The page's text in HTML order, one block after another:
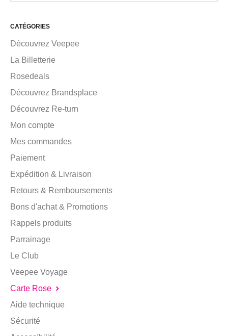
CATÉGORIES
Découvrez Veepee
La Billetterie
Rosedeals
Découvrez Brandsplace
Découvrez Re-turn
Mon compte
Mes commandes
Paiement
Expédition & Livraison
Retours & Remboursements
Bons d'achat & Promotions
Rappels produits
Parrainage
Le Club
Veepee Voyage
Carte Rose
Aide technique
Sécurité